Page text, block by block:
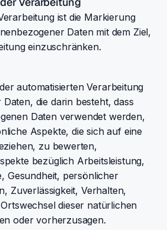
ist die Markierung
Daten mit dem Ziel,
einzuschränken.
automatisierten Verarbeitung
die darin besteht, dass
Daten verwendet werden,
Aspekte, die sich auf eine
zu bewerten,
bezüglich Arbeitsleistung,
Gesundheit, persönlicher
Zuverlässigkeit, Verhalten,
dieser natürlichen
oder vorherzusagen.